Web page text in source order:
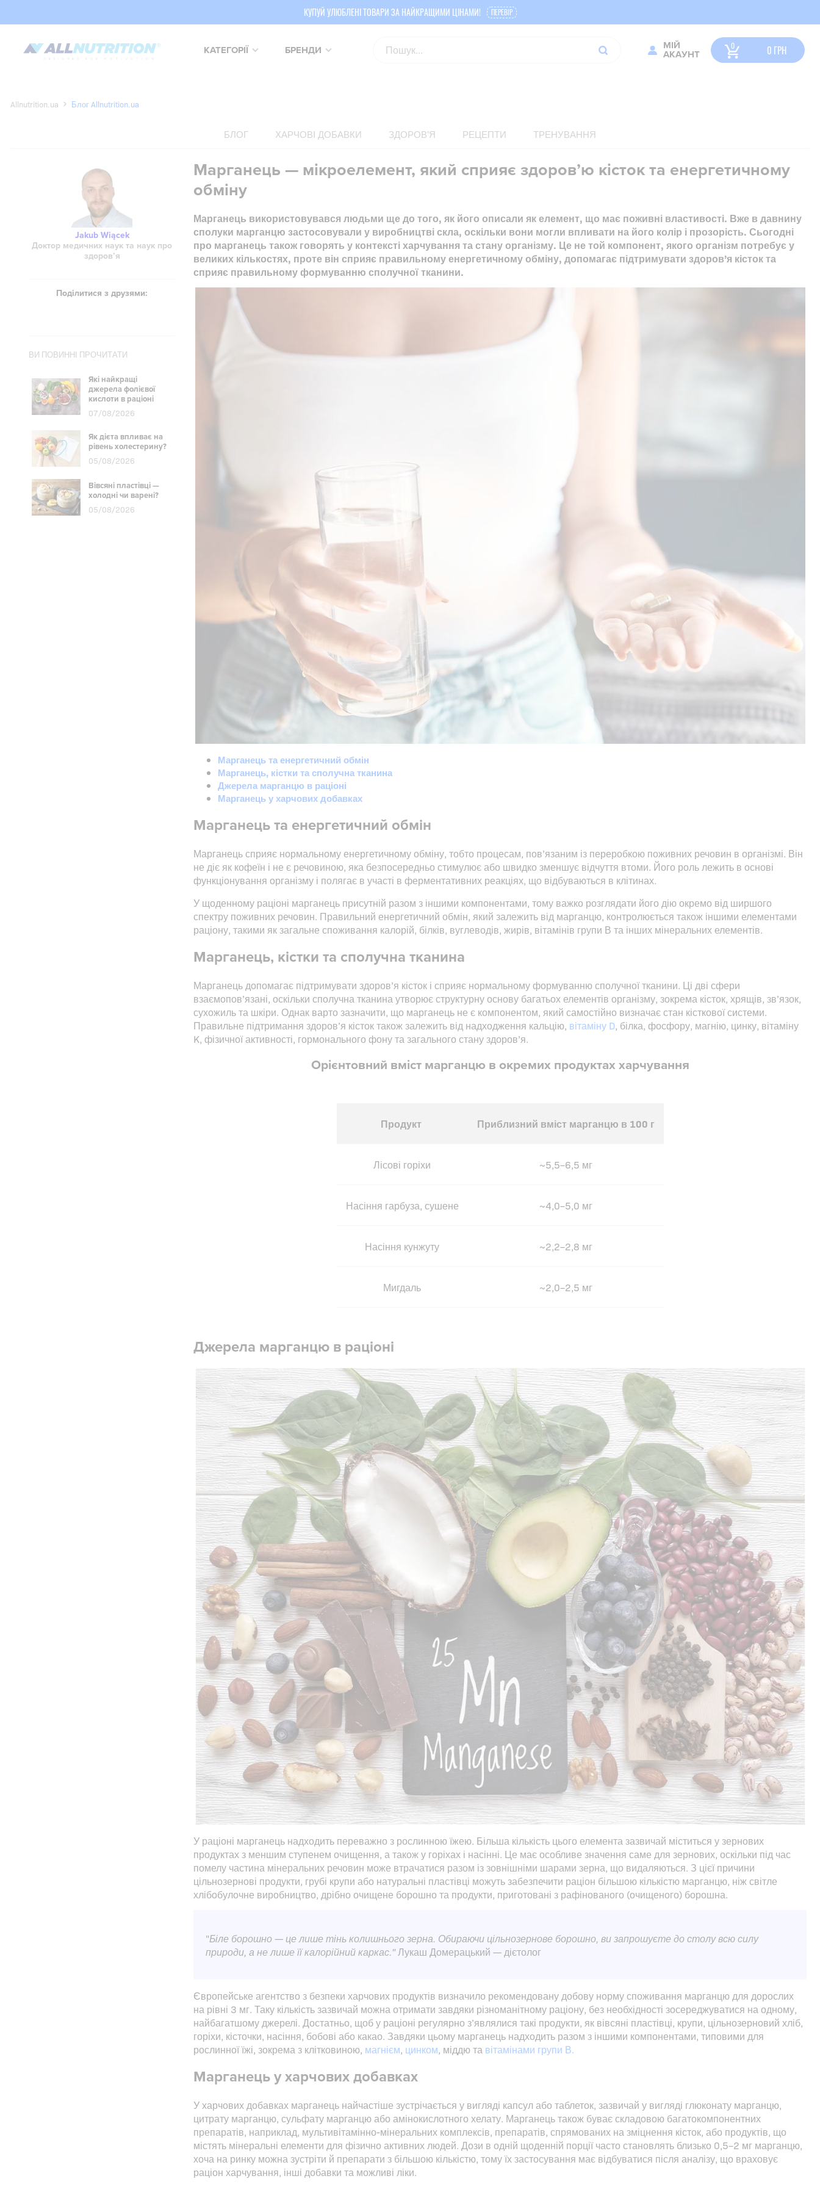
КУПУЙ УЛЮБЛЕНІ ТОВАРИ ЗА НАЙКРАЩИМИ ЦІНАМИ! ПЕРЕВІР
КАТЕГОРІЇ БРЕНДИ
МІЙ
АКАУНТ
0 ГРН
Allnutrition.ua Блог Allnutrition.ua
БЛОГ ХАРЧОВІ ДОБАВКИ ЗДОРОВ'Я РЕЦЕПТИ ТРЕНУВАННЯ
Марганець — мікроелемент, який сприяє здоров’ю кісток та енергетичному
обміну
Марганець використовувався людьми ще до того, як його описали як елемент, що має поживні властивості. Вже в давнину
сполуки марганцю застосовували у виробництві скла, оскільки вони могли впливати на його колір і прозорість. Сьогодні
про марганець також говорять у контексті харчування та стану організму. Це не той компонент, якого організм потребує у
великих кількостях, проте він сприяє правильному енергетичному обміну, допомагає підтримувати здоров’я кісток та
сприяє правильному формуванню сполучної тканини.
Марганець та енергетичний обмін
Марганець, кістки та сполучна тканина
Джерела марганцю в раціоні
Марганець у харчових добавках
Марганець та енергетичний обмін
Марганець сприяє нормальному енергетичному обміну, тобто процесам, пов’язаним із переробкою поживних речовин в організмі. Він
не діє як кофеїн і не є речовиною, яка безпосередньо стимулює або швидко зменшує відчуття втоми. Його роль лежить в основі
функціонування організму і полягає в участі в ферментативних реакціях, що відбуваються в клітинах.
У щоденному раціоні марганець присутній разом з іншими компонентами, тому важко розглядати його дію окремо від ширшого
спектру поживних речовин. Правильний енергетичний обмін, який залежить від марганцю, контролюється також іншими елементами
раціону, такими як загальне споживання калорій, білків, вуглеводів, жирів, вітамінів групи В та інших мінеральних елементів.
Марганець, кістки та сполучна тканина
Марганець допомагає підтримувати здоров’я кісток і сприяє нормальному формуванню сполучної тканини. Ці дві сфери
взаємопов’язані, оскільки сполучна тканина утворює структурну основу багатьох елементів організму, зокрема кісток, хрящів, зв’язок,
сухожиль та шкіри. Однак варто зазначити, що марганець не є компонентом, який самостійно визначає стан кісткової системи.
Правильне підтримання здоров’я кісток також залежить від надходження кальцію, вітаміну D, білка, фосфору, магнію, цинку, вітаміну
K, фізичної активності, гормонального фону та загального стану здоров’я.
Орієнтовний вміст марганцю в окремих продуктах харчування
Продукт Приблизний вміст марганцю в 100 г
Лісові горіхи ~5,5–6,5 мг
Насіння гарбуза, сушене ~4,0–5,0 мг
Насіння кунжуту ~2,2–2,8 мг
Мигдаль ~2,0–2,5 мг
Джерела марганцю в раціоні
У раціоні марганець надходить переважно з рослинною їжею. Більша кількість цього елемента зазвичай міститься у зернових
продуктах з меншим ступенем очищення, а також у горіхах і насінні. Це має особливе значення саме для зернових, оскільки під час
помелу частина мінеральних речовин може втрачатися разом із зовнішніми шарами зерна, що видаляються. З цієї причини
цільнозернові продукти, грубі крупи або натуральні пластівці можуть забезпечити раціон більшою кількістю марганцю, ніж світле
хлібобулочне виробництво, дрібно очищене борошно та продукти, приготовані з рафінованого (очищеного) борошна.
"Біле борошно — це лише тінь колишнього зерна. Обираючи цільнозернове борошно, ви запрошуєте до столу всю силу
природи, а не лише її калорійний каркас."Лукаш Домерацький — дієтолог
Європейське агентство з безпеки харчових продуктів визначило рекомендовану добову норму споживання марганцю для дорослих
на рівні 3 мг. Таку кількість зазвичай можна отримати завдяки різноманітному раціону, без необхідності зосереджуватися на одному,
найбагатшому джерелі. Достатньо, щоб у раціоні регулярно з’являлися такі продукти, як вівсяні пластівці, крупи, цільнозерновий хліб,
горіхи, кісточки, насіння, бобові або какао. Завдяки цьому марганець надходить разом з іншими компонентами, типовими для
рослинної їжі, зокрема з клітковиною, магнієм, цинком, міддю та вітамінами групи В.
Марганець у харчових добавках
У харчових добавках марганець найчастіше зустрічається у вигляді капсул або таблеток, зазвичай у вигляді глюконату марганцю,
цитрату марганцю, сульфату марганцю або амінокислотного хелату. Марганець також буває складовою багатокомпонентних
препаратів, наприклад, мультивітамінно-мінеральних комплексів, препаратів, спрямованих на зміцнення кісток, або продуктів, що
містять мінеральні елементи для фізично активних людей. Дози в одній щоденній порції часто становлять близько 0,5–2 мг марганцю,
хоча на ринку можна зустріти й препарати з більшою кількістю, тому їх застосування має відбуватися після аналізу, що враховує
раціон харчування, інші добавки та можливі ліки.
Jakub Wiącek
Доктор медичних наук та наук про
здоров’я
Поділитися з друзями:
ВИ ПОВИННІ ПРОЧИТАТИ
Які найкращі
джерела фолієвої
кислоти в раціоні
07/08/2026
Як дієта впливає на
рівень холестерину?
05/08/2026
Вівсяні пластівці —
холодні чи варені?
05/08/2026